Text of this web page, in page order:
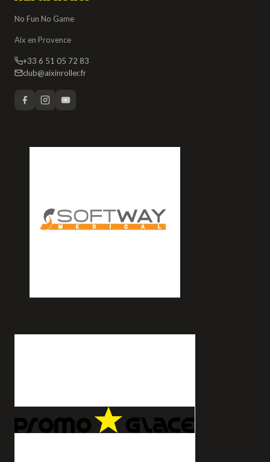
No Fun No Game
Aix en Provence
+33 6 51 05 72 83
club@aixinroller.fr